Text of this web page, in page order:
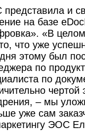
и
на базе
«В
что уже
этому был
по
по
чертой
– мы
уже сам
ЭОС